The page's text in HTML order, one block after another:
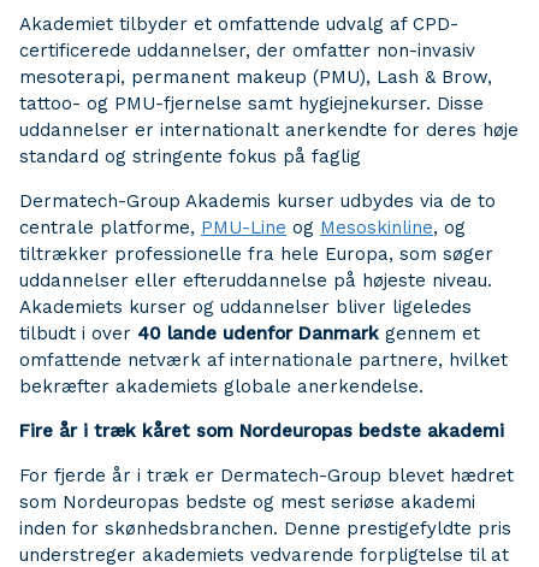
Akademiet tilbyder et omfattende udvalg af CPD-
certificerede uddannelser, der omfatter non-invasiv
mesoterapi, permanent makeup (PMU), Lash & Brow,
tattoo- og PMU-fjernelse samt hygiejnekurser. Disse
uddannelser er internationalt anerkendte for deres høje
standard og stringente fokus på faglig
Dermatech-Group Akademis kurser udbydes via de to
centrale platforme, PMU-Line og Mesoskinline, og
tiltrækker professionelle fra hele Europa, som søger
uddannelser eller efteruddannelse på højeste niveau.
Akademiets kurser og uddannelser bliver ligeledes
tilbudt i over 40 lande udenfor Danmark gennem et
omfattende netværk af internationale partnere, hvilket
bekræfter akademiets globale anerkendelse.
Fire år i træk kåret som Nordeuropas bedste akademi
For fjerde år i træk er Dermatech-Group blevet hædret
som Nordeuropas bedste og mest seriøse akademi
inden for skønhedsbranchen. Denne prestigefyldte pris
understreger akademiets vedvarende forpligtelse til at